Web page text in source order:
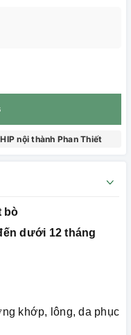
nội thành Phan Thiết
bò
dưới 12 tháng
khớp, lông, da phục